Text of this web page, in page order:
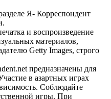
Я- Корреспондент
и воспроизведение
материалов,
Getty Images, строго
предназначены для
в азартных играх
Соблюдайте
игры. При